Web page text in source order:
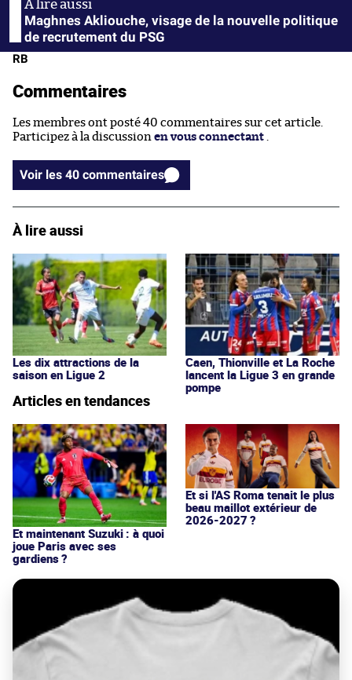
Maghnes Akliouche, visage de la nouvelle politique
de recrutement du PSG
RB
Commentaires
Les membres ont posté 40 commentaires sur cet article.
Participez à la discussion en vous connectant .
Voir les 40 commentaires
À lire aussi
Les dix attractions de la
saison en Ligue 2
Caen, Thionville et La Roche
lancent la Ligue 3 en grande
pompe
Articles en tendances
Et maintenant Suzuki : à quoi
joue Paris avec ses
gardiens ?
Et si l'AS Roma tenait le plus
beau maillot extérieur de
2026-2027 ?